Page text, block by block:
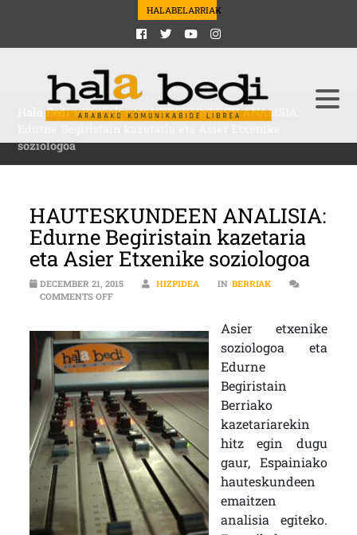
HALABELARRIAK
Hala Bedi>Berriak>HAUTESKUNDEEN ANALISIA:
soziologoa
HAUTESKUNDEEN ANALISIA:
Edurne Begiristain kazetaria
eta Asier Etxenike soziologoa
DECEMBER 21, 2015 HIZPIDEA IN BERRIAK
COMMENTS OFFON HAUTESKUNDEEN ANALISIA: EDURNE
Asier etxenike
soziologoa eta
Edurne
Begiristain
Berriako
kazetariarekin
hitz egin dugu
gaur, Espainiako
hauteskundeen
emaitzen
analisia egiteko.